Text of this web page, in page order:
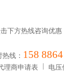
击下方热线咨询优惠
热线： 158
理商申请表 电压